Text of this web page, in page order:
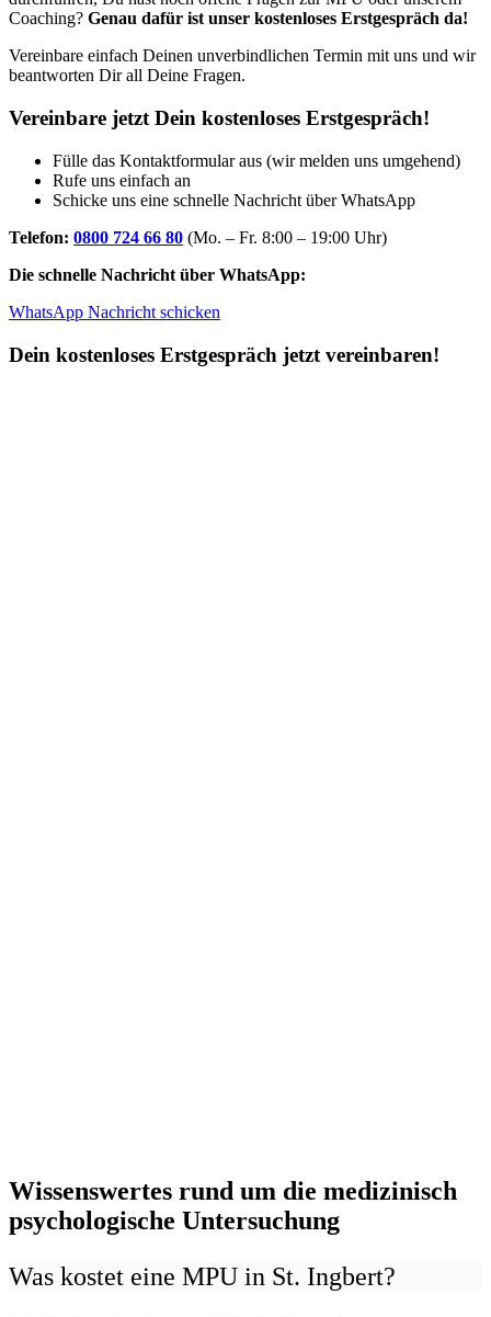
Coaching? Genau dafür ist unser kostenloses Erstgespräch da!
Vereinbare einfach Deinen unverbindlichen Termin mit uns und wir
beantworten Dir all Deine Fragen.
Vereinbare jetzt Dein kostenloses Erstgespräch!
Fülle das Kontaktformular aus (wir melden uns umgehend)
Rufe uns einfach an
Schicke uns eine schnelle Nachricht über WhatsApp
Telefon: 0800 724 66 80 (Mo. – Fr. 8:00 – 19:00 Uhr)
Die schnelle Nachricht über WhatsApp:
WhatsApp Nachricht schicken
Dein kostenloses Erstgespräch jetzt vereinbaren!
Wissenswertes rund um die medizinisch
psychologische Untersuchung
Was kostet eine MPU in St. Ingbert?